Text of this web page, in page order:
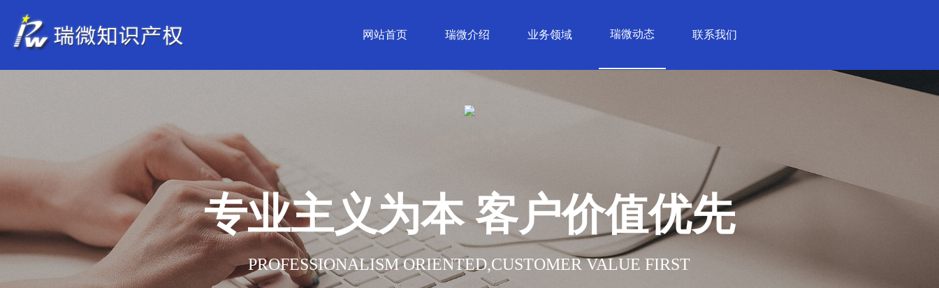
网站首页 瑞微介绍 业务领域 瑞微动态 联系我们
专业主义为本 客户价值优先
PROFESSIONALISM ORIENTED,CUSTOMER VALUE FIRST